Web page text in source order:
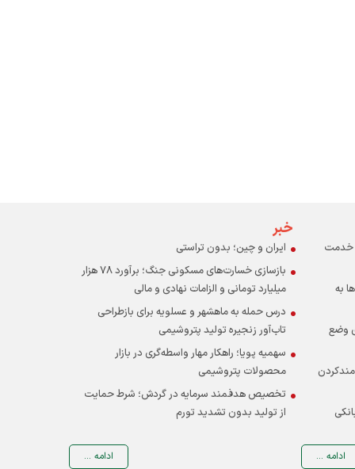
خبر
ایران و چین؛ بدون تراستی
بازسازی خسارت‌های مسکونی جنگ؛ برآورد ۷۸ هزار
میلیارد تومانی و الزامات نهادی و مالی
درس حمله به ماهشهر و عسلویه برای بازطراحی
تاب‌آور زنجیره تولید پتروشیمی
سهمیه پویا؛ راهکار مهار واسطه‌گری در بازار
محصولات پتروشیمی
تخصیص هدفمند سرمایه در گردش؛ شرط حمایت
از تولید بدون تشدید تورم
ادامه ...
خدمت
به
وضع
ادامه ...